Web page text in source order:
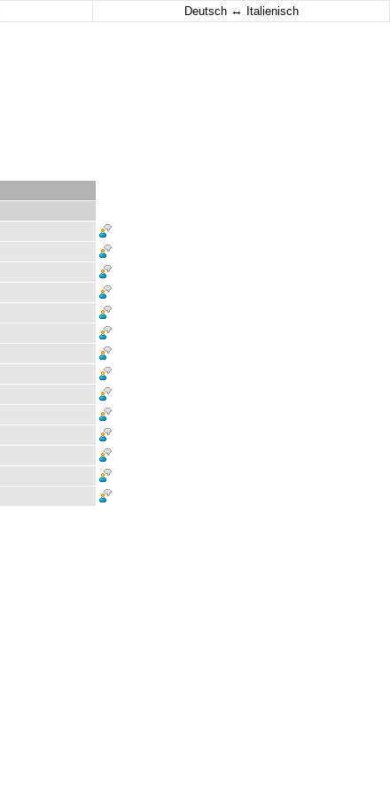
Deutsch ↔ Italienisch